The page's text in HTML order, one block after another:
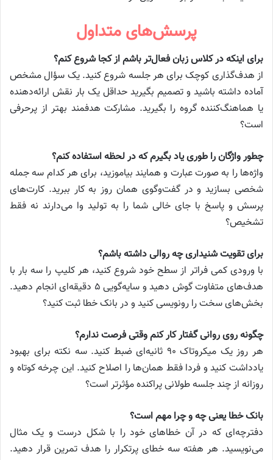
پرسش‌های متداول
برای اینکه در کلاس زبان فعال‌تر باشم از کجا شروع کنم؟
از هدف‌گذاری کوچک برای هر جلسه شروع کنید. یک سؤال مشخص
آماده داشته باشید و تصمیم بگیرید حداقل یک بار نقش ارائه‌دهنده
یا هماهنگ‌کننده گروه را بگیرید. مشارکت هدفمند بهتر از پرحرفی
است؟
چطور واژگان را طوری یاد بگیرم که در لحظه استفاده کنم؟
واژه‌ها را به صورت عبارت و همایند بیاموزید، برای هر کدام سه جمله
شخصی بسازید و در گفت‌وگوی همان روز به کار ببرید. کارت‌های
پرسش و پاسخ با جای خالی شما را به تولید وا می‌دارند نه فقط
تشخیص؟
برای تقویت شنیداری چه روالی داشته باشم؟
با ورودی کمی فراتر از سطح خود شروع کنید، هر کلیپ را سه بار با
هدف‌های متفاوت گوش دهید و سایه‌گویی ۵ دقیقه‌ای انجام دهید.
بخش‌های سخت را رونویسی کنید و در بانک خطا ثبت کنید؟
چگونه روی روانی گفتار کار کنم وقتی فرصت ندارم؟
هر روز یک میکروتاک ۹۰ ثانیه‌ای ضبط کنید. سه نکته برای بهبود
یادداشت کنید و فردا فقط همان‌ها را اصلاح کنید. این چرخه کوتاه و
روزانه از چند جلسه طولانی پراکنده مؤثرتر است؟
بانک خطا یعنی چه و چرا مهم است؟
دفترچه‌ای که در آن خطاهای خود را با شکل درست و یک مثال
می‌نویسید. هر هفته سه خطای پرتکرار را هدف تمرین قرار دهید.